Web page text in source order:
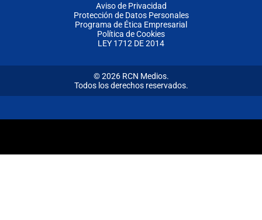
Aviso de Privacidad
Protección de Datos Personales
Programa de Ética Empresarial
Política de Cookies
LEY 1712 DE 2014
© 2026 RCN Medios.
Todos los derechos reservados.